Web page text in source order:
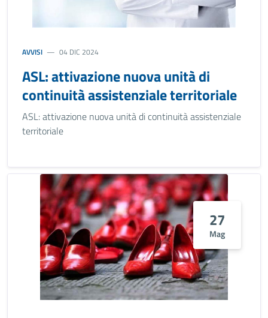
AVVISI 04 DIC 2024
ASL: attivazione nuova unità di
continuità assistenziale territoriale
ASL: attivazione nuova unità di continuità assistenziale
territoriale
27
Mag